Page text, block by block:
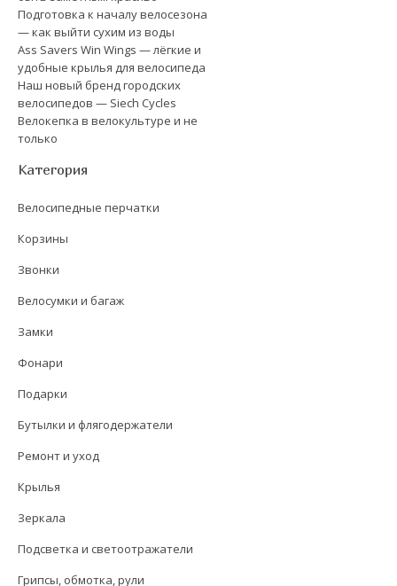
Подготовка к началу велосезона
— как выйти сухим из воды
Ass Savers Win Wings — лёгкие и
удобные крылья для велосипеда
Наш новый бренд городских
велосипедов — Siech Cycles
Велокепка в велокультуре и не
только
Категория
Велосипедные перчатки
Корзины
Звонки
Велосумки и багаж
Замки
Фонари
Подарки
Бутылки и флягодержатели
Ремонт и уход
Крылья
Зеркала
Подсветка и светоотражатели
Грипсы, обмотка, рули